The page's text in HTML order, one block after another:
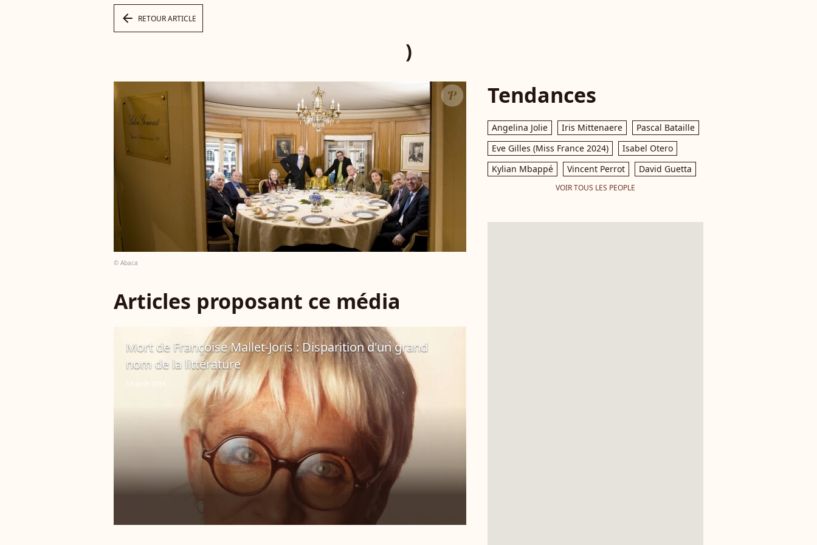
arrow_left RETOUR ARTICLE
)
© Abaca
Articles proposant ce média
Mort de Françoise Mallet-Joris : Disparition d'un grand
nom de la littérature
13 août 2016
Tendances
Angelina Jolie Iris Mittenaere
Pascal Bataille
Eve Gilles (Miss France 2024)
Isabel Otero
Kylian Mbappé
Vincent Perrot David Guetta
VOIR TOUS LES PEOPLE